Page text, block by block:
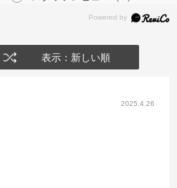
表示：新しい順
2025.4.26